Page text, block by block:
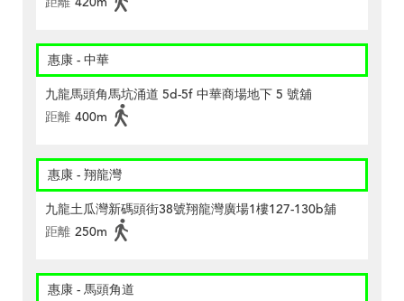
惠康 - 中華
九龍馬頭角馬坑涌道 5d-5f 中華商場地下 5 號舖
距離 400m
惠康 - 翔龍灣
九龍土瓜灣新碼頭街38號翔龍灣廣場1樓127-130b舖
距離 250m
惠康 - 馬頭角道